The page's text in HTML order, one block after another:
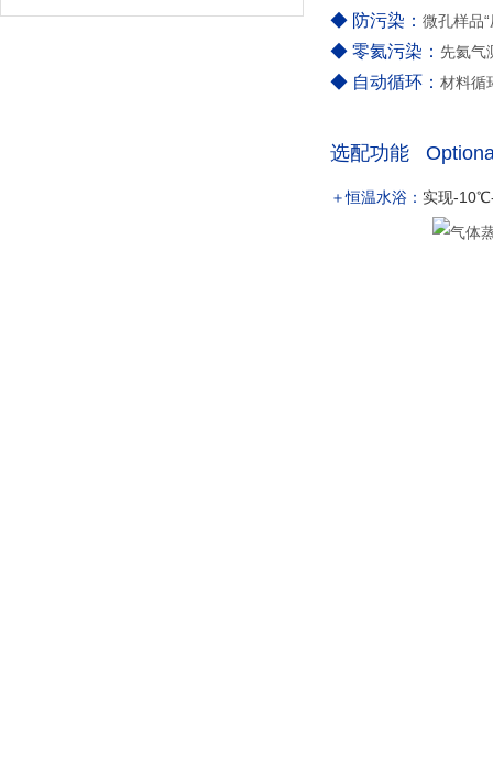
◆ 防污染： 微孔样品
◆ 零氦污染： 先氦气
◆ 自动循环： 材料循
选配功能
＋恒温水浴： 实现-